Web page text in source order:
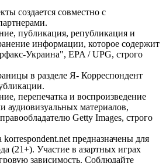
создается совместно с
публикация, републикация и
информации, которое содержит
Украина", EPA / UPG, строго
в разделе Я- Корреспондент
перепечатка и воспроизведение
аудиовизуальных материалов,
Getty Images, строго
предназначены для
(21+). Участие в азартных играх
зависимость. Соблюдайте